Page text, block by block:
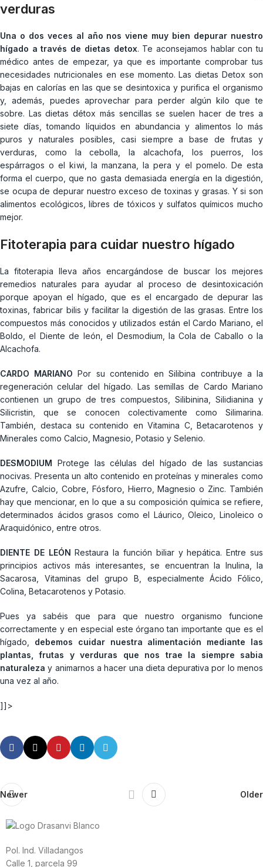
verduras
Una o dos veces al año nos viene muy bien depurar nuestro
hígado a través de dietas detox. Te aconsejamos hablar con tu
médico antes de empezar, ya que es importante comprobar tus
necesidades nutricionales en ese momento. Las dietas Detox son
bajas en calorías en las que se desintoxica y purifica el organismo
y, además, puedes aprovechar para perder algún kilo que te
sobre. Las dietas détox más sencillas se suelen hacer de tres a
siete días, tomando líquidos en abundancia y alimentos lo más
puros y naturales posibles, casi siempre a base de frutas y
verduras, como la cebolla, la alcachofa, los puerros, los
espárragos o el kiwi, la manzana, la pera y el pomelo. De esta
forma el cuerpo, que no gasta demasiada energía en la digestión,
se ocupa de depurar nuestro exceso de toxinas y grasas. Y si son
alimentos ecológicos, libres de tóxicos y sulfatos químicos mucho
mejor.
Fitoterapia para cuidar nuestro hígado
La fitoterapia lleva años encargándose de buscar los mejores
remedios naturales para ayudar al proceso de desintoxicación
porque apoyan el hígado, que es el encargado de depurar las
toxinas, fabricar bilis y facilitar la digestión de las grasas. Entre los
compuestos más conocidos y utilizados están el Cardo Mariano, el
Boldo, el Diente de león, el Desmodium, la Cola de Caballo o la
Alcachofa.
CARDO MARIANO Por su contenido en Silibina contribuye a la
regeneración celular del hígado. Las semillas de Cardo Mariano
contienen un grupo de tres compuestos, Silibinina, Silidianina y
Silicristin, que se conocen colectivamente como Silimarina.
También, destaca su contenido en Vitamina C, Betacarotenos y
Minerales como Calcio, Magnesio, Potasio y Selenio.
DESMODIUM Protege las células del hígado de las sustancias
nocivas. Presenta un alto contenido en proteínas y minerales como
Azufre, Calcio, Cobre, Fósforo, Hierro, Magnesio o Zinc. También
hay que mencionar, en lo que a su composición química se refiere,
determinados ácidos grasos como el Láurico, Oleico, Linoleico o
Araquidónico, entre otros.
DIENTE DE LEÓN Restaura la función biliar y hepática. Entre sus
principios activos más interesantes, se encuentran la Inulina, la
Sacarosa, Vitaminas del grupo B, especialmente Ácido Fólico,
Colina, Betacarotenos y Potasio.
Pues ya sabéis que para que nuestro organismo funcione
correctamente y en especial este órgano tan importante que es el
hígado, debemos cuidar nuestra alimentación mediante las
plantas, frutas y verduras que nos trae la siempre sabia
naturaleza y animarnos a hacer una dieta depurativa por lo menos
una vez al año.
]]>
Newer Older
Pol. Ind. Villadangos
Calle 1, parcela 99